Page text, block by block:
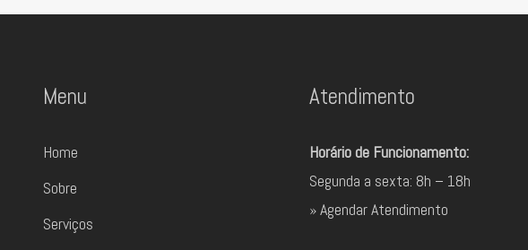
Menu
Home
Sobre
Serviços
Atendimento
Horário de Funcionamento:
Segunda a sexta: 8h – 18h
» Agendar Atendimento